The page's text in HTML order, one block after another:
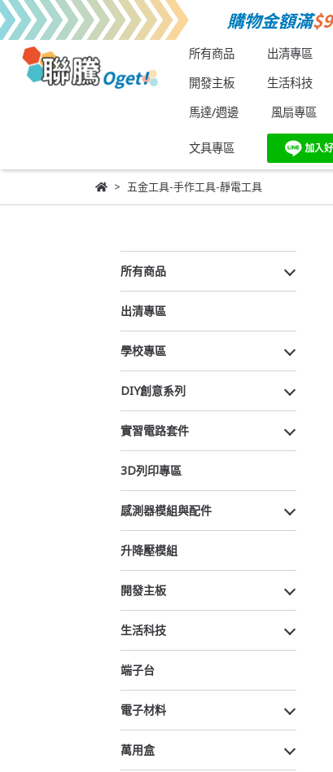
所有商品 出清專區
開發主板
生活科技
馬達/週邊
風扇專區
文具專區
五金工具-手作工具-靜電工具
所有商品
出清專區
學校專區
DIY創意系列
實習電路套件
3D列印專區
感測器模組與配件
升降壓模組
開發主板
生活科技
端子台
電子材料
萬用盒